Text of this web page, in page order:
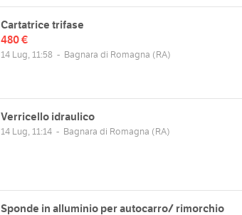
Cartatrice trifase
480 €
14 Lug, 11:58 - Bagnara di Romagna (RA)
Verricello idraulico
14 Lug, 11:14 - Bagnara di Romagna (RA)
Sponde in alluminio per autocarro/ rimorchio